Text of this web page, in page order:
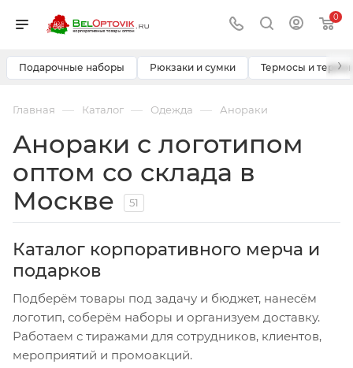
0
Подарочные наборы Рюкзаки и сумки Термосы и ›
Главная — Каталог — Одежда — Анораки
Анораки с логотипом
оптом со склада в
Москве
51
Каталог корпоративного мерча и
подарков
Подберём товары под задачу и бюджет, нанесём
логотип, соберём наборы и организуем доставку.
Работаем с тиражами для сотрудников, клиентов,
мероприятий и промоакций.